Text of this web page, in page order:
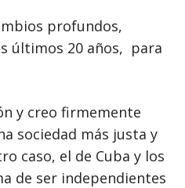
profundos,
últimos 20 años, para
y creo firmemente
sociedad más justa y
caso, el de Cuba y los
de ser independientes